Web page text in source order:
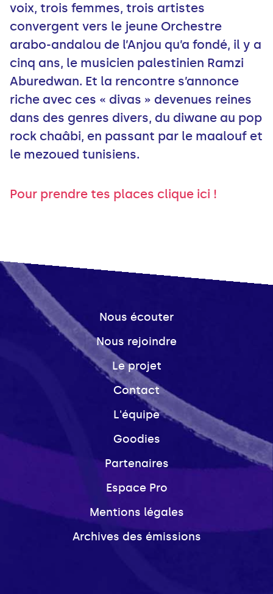
voix, trois femmes, trois artistes
convergent vers le jeune Orchestre
arabo-andalou de l’Anjou qu’a fondé, il y a
cinq ans, le musicien palestinien Ramzi
Aburedwan. Et la rencontre s’annonce
riche avec ces « divas » devenues reines
dans des genres divers, du diwane au pop
rock chaâbi, en passant par le maalouf et
le mezoued tunisiens.
Pour prendre tes places clique ici !
Nous écouter
Nous rejoindre
Le projet
Contact
L'équipe
Goodies
Partenaires
Espace Pro
Mentions légales
Archives des émissions